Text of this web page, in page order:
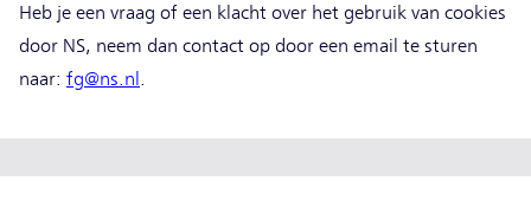
Heb je een vraag of een klacht over het gebruik van cookies
door NS, neem dan contact op door een email te sturen
naar: fg@ns.nl